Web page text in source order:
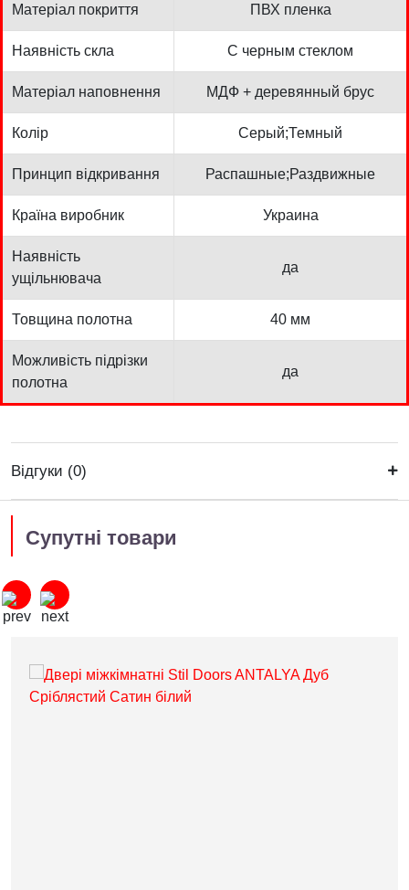
Матеріал покриття ПВХ пленка
Наявність скла С черным стеклом
Матеріал наповнення МДФ + деревянный брус
Колір Серый;Темный
Принцип відкривання Распашные;Раздвижные
Країна виробник Украина
Наявність
ущільнювача
да
Товщина полотна 40 мм
Можливість підрізки
полотна
да
Відгуки (0)
Супутні товари